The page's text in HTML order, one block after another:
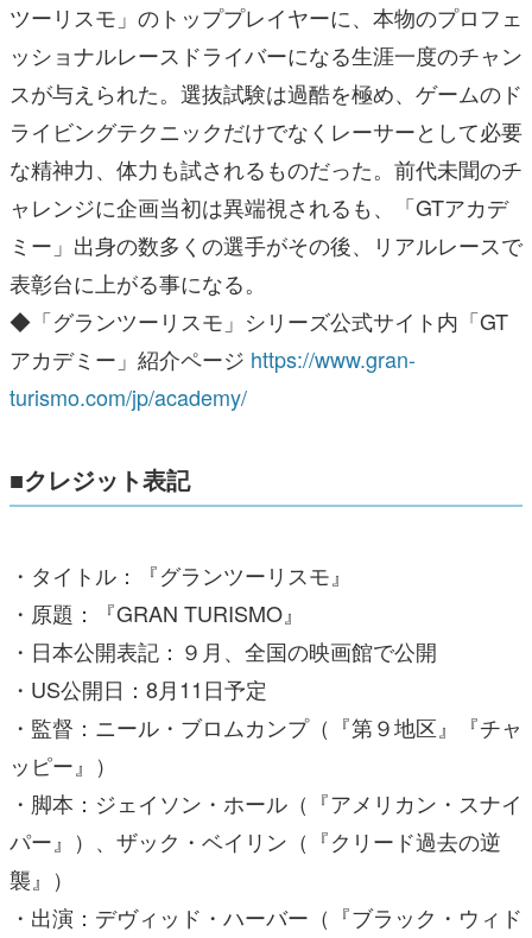
ツーリスモ」のトッププレイヤーに、本物のプロフェ
ッショナルレースドライバーになる生涯一度のチャン
スが与えられた。選抜試験は過酷を極め、ゲームのド
ライビングテクニックだけでなくレーサーとして必要
な精神力、体力も試されるものだった。前代未聞のチ
ャレンジに企画当初は異端視されるも、「GTアカデ
ミー」出身の数多くの選手がその後、リアルレースで
表彰台に上がる事になる。
◆「グランツーリスモ」シリーズ公式サイト内「GT
アカデミー」紹介ページ https://www.gran-
turismo.com/jp/academy/
■クレジット表記
・タイトル：『グランツーリスモ』
・原題：『GRAN TURISMO』
・日本公開表記：９月、全国の映画館で公開
・US公開日：8月11日予定
・監督：ニール・ブロムカンプ（『第９地区』『チャ
ッピー』）
・脚本：ジェイソン・ホール（『アメリカン・スナイ
パー』）、ザック・ベイリン（『クリード過去の逆
襲』）
・出演：デヴィッド・ハーバー（『ブラック・ウィド